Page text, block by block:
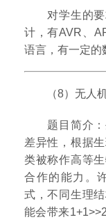
对学生的要
计，有AVR、
语言，有一定的
（8）无人机
题目简介：
差异性，根据
类被称作高等
合作的能力。
式，不同生理
能会带来